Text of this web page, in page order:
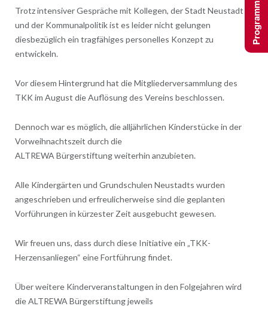
Trotz intensiver Gespräche mit Kollegen, der Stadt Neustadt
und der Kommunalpolitik ist es leider nicht gelungen
diesbezüglich ein tragfähiges personelles Konzept zu
entwickeln.
Vor diesem Hintergrund hat die Mitgliederversammlung des
TKK im August die Auflösung des Vereins beschlossen.
Dennoch war es möglich, die alljährlichen Kinderstücke in der
Vorweihnachtszeit durch die
ALTREWA Bürgerstiftung weiterhin anzubieten.
Alle Kindergärten und Grundschulen Neustadts wurden
angeschrieben und erfreulicherweise sind die geplanten
Vorführungen in kürzester Zeit ausgebucht gewesen.
Wir freuen uns, dass durch diese Initiative ein „TKK-
Herzensanliegen“ eine Fortführung findet.
Über weitere Kinderveranstaltungen in den Folgejahren wird
die ALTREWA Bürgerstiftung jeweils
Programm